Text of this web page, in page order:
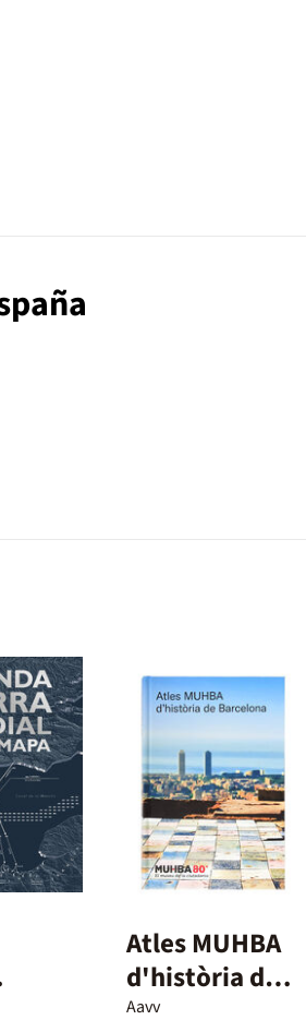
Atles MUHBA
d'història de
Barcelona
Aavv